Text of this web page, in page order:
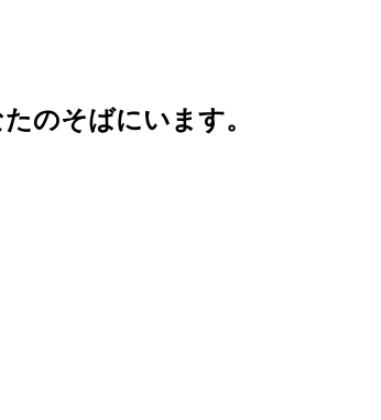
のそばにいます。